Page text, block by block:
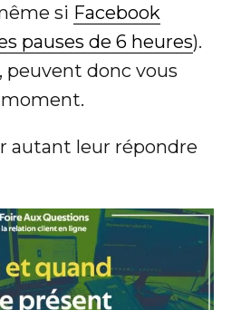
si Facebook
pauses de 6 heures).
peuvent donc vous
autant leur répondre